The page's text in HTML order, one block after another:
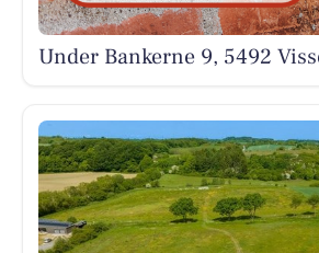
Under Bankerne 9, 5492